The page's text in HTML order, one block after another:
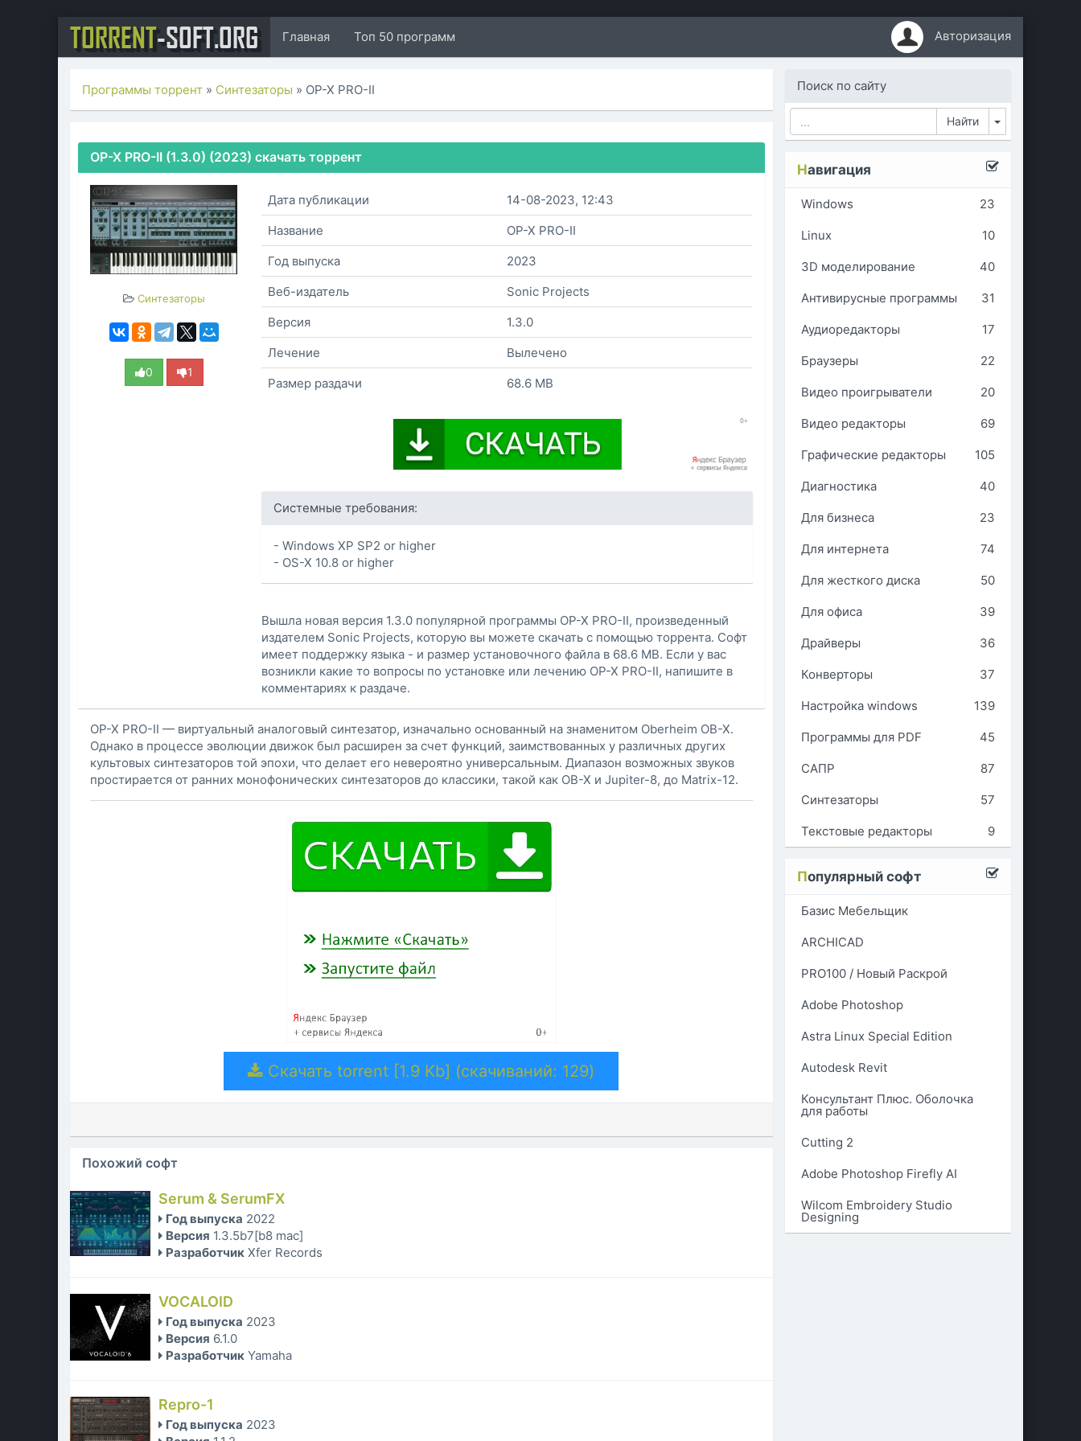
TORRENT-SOFT.ORG Главная Топ 50 программ Авторизация
Программы торрент » Синтезаторы » OP-X PRO-II
OP-X PRO-II (1.3.0) (2023) скачать торрент
Синтезаторы
0 1
Дата публикации
14-08-2023, 12:43
Название
OP-X PRO-II
Год выпуска
2023
Веб-издатель
Sonic Projects
Версия
1.3.0
Лечение
Вылечено
Размер раздачи
68.6 MB
Системные требования:
- Windows XP SP2 or higher
- OS-X 10.8 or higher
Вышла новая версия 1.3.0 популярной программы OP-X PRO-II, произведенный
издателем Sonic Projects, которую вы можете скачать с помощью торрента. Софт
имеет поддержку языка - и размер установочного файла в 68.6 MB. Если у вас
возникли какие то вопросы по установке или лечению OP-X PRO-II, напишите в
комментариях к раздаче.
OP-X PRO-II — виртуальный аналоговый синтезатор, изначально основанный на знаменитом Oberheim OB-X.
Однако в процессе эволюции движок был расширен за счет функций, заимствованных у различных других
культовых синтезаторов той эпохи, что делает его невероятно универсальным. Диапазон возможных звуков
простирается от ранних монофонических синтезаторов до классики, такой как OB-X и Jupiter-8, до Matrix-12.
Скачать torrent [1.9 Kb] (cкачиваний: 129)
Похожий софт
Serum & SerumFX
Год выпуска 2022
Версия 1.3.5b7[b8 mac]
Разработчик Xfer Records
VOCALOID
Год выпуска 2023
Версия 6.1.0
Разработчик Yamaha
Repro-1
Год выпуска 2023
Поиск по сайту
Toggle
Навигация
Windows 23
Linux 10
3D моделирование 40
Антивирусные программы 31
Аудиоредакторы 17
Браузеры 22
Видео проигрыватели 20
Видео редакторы 69
Графические редакторы 105
Диагностика 40
Для бизнеса 23
Для интернета 74
Для жесткого диска 50
Для офиса 39
Драйверы 36
Конверторы 37
Настройка windows 139
Программы для PDF 45
САПР 87
Синтезаторы 57
Текстовые редакторы 9
Популярный софт
Базис Мебельщик
ARCHICAD
PRO100 / Новый Раскрой
Adobe Photoshop
Astra Linux Special Edition
Autodesk Revit
Консультант Плюс. Оболочка
для работы
Cutting 2
Adobe Photoshop Firefly AI
Wilcom Embroidery Studio
Designing